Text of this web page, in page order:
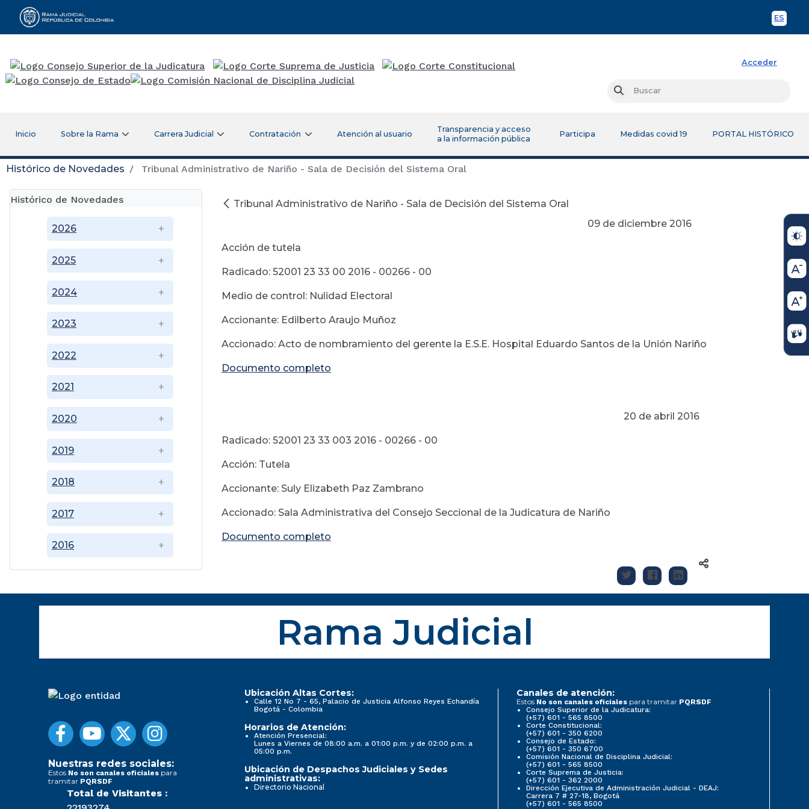
ES
Rama Judicial
Acceder
Buscar
Inicio Sobre la Rama Carrera Judicial Contratación Atención al usuario
Transparencia y acceso
a la información pública
Participa Medidas covid 19 PORTAL HISTÓRICO
Histórico de Novedades Tribunal Administrativo de Nariño - Sala de Decisión del Sistema Oral
Histórico de Novedades
2016
2017
2018
2019
2020
2021
2022
2023
2024
2025
2026
Tribunal Administrativo de Nariño - Sala de Decisión del Sistema Oral
09 de diciembre 2016
Acción de tutela
Radicado: 52001 23 33 00 2016 - 00266 - 00
Medio de control: Nulidad Electoral
Accionante: Edilberto Araujo Muñoz
Accionado: Acto de nombramiento del gerente la E.S.E. Hospital Eduardo Santos de la Unión Nariño
Documento completo
20 de abril 2016
Radicado: 52001 23 33 003 2016 - 00266 - 00
Acción: Tutela
Accionante: Suly Elizabeth Paz Zambrano
Accionado: Sala Administrativa del Consejo Seccional de la Judicatura de Nariño
Documento completo
Rama Judicial
Nuestras redes sociales:
Estos No son canales oficiales para
tramitar PQRSDF
Total de Visitantes :
Ubicación Altas Cortes:
Calle 12 No 7 - 65, Palacio de Justicia Alfonso Reyes Echandía
Bogotá - Colombia
Horarios de Atención:
Atención Presencial:
Lunes a Viernes de 08:00 a.m. a 01:00 p.m. y de 02:00 p.m. a
05:00 p.m.
Ubicación de Despachos Judiciales y Sedes
administrativas:
Directorio Nacional
Canales de atención:
Estos No son canales oficiales para tramitar PQRSDF
Consejo Superior de la Judicatura:
(+57) 601 - 565 8500
Corte Constitucional:
(+57) 601 - 350 6200
Consejo de Estado:
(+57) 601 - 350 6700
Comisión Nacional de Disciplina Judicial:
(+57) 601 - 565 8500
Corte Suprema de Justicia:
(+57) 601 - 362 2000
Dirección Ejecutiva de Administración Judicial - DEAJ:
Carrera 7 # 27-18, Bogotá
(+57) 601 - 565 8500